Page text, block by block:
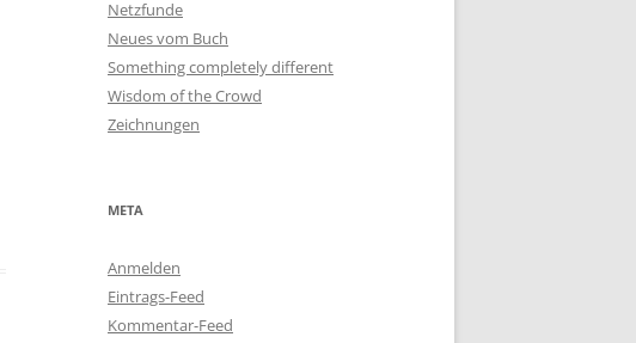
Netzfunde
Neues vom Buch
Something completely different
Wisdom of the Crowd
Zeichnungen
META
Anmelden
Eintrags-Feed
Kommentar-Feed